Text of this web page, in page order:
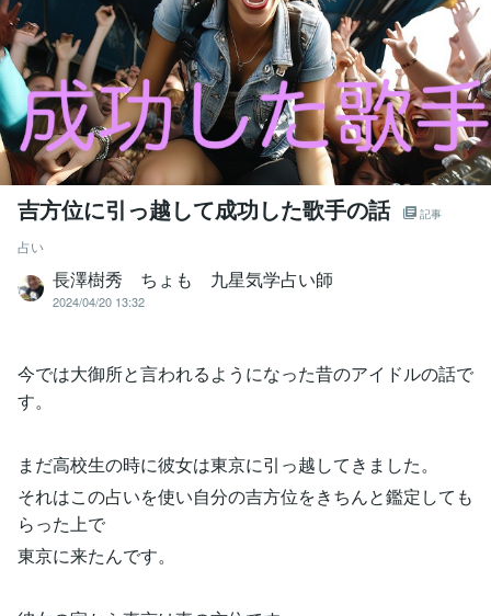
吉方位に引っ越して成功した歌手の話 記事
占い
長澤樹秀 ちょも 九星気学占い師
2024/04/20 13:32
今では大御所と言われるようになった昔のアイドルの話で
す。
まだ高校生の時に彼女は東京に引っ越してきました。
それはこの占いを使い自分の吉方位をきちんと鑑定しても
らった上で
東京に来たんです。